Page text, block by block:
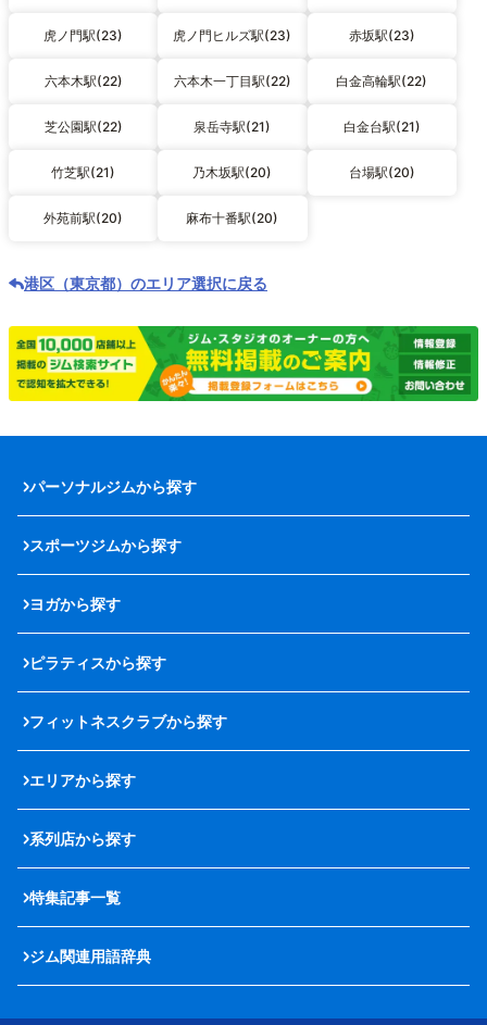
虎ノ門駅(23) 虎ノ門ヒルズ駅(23) 赤坂駅(23)
六本木駅(22) 六本木一丁目駅(22) 白金高輪駅(22)
芝公園駅(22) 泉岳寺駅(21) 白金台駅(21)
竹芝駅(21) 乃木坂駅(20) 台場駅(20)
外苑前駅(20) 麻布十番駅(20)
港区（東京都）のエリア選択に戻る
パーソナルジムから探す
スポーツジムから探す
ヨガから探す
ピラティスから探す
フィットネスクラブから探す
エリアから探す
系列店から探す
特集記事一覧
ジム関連用語辞典